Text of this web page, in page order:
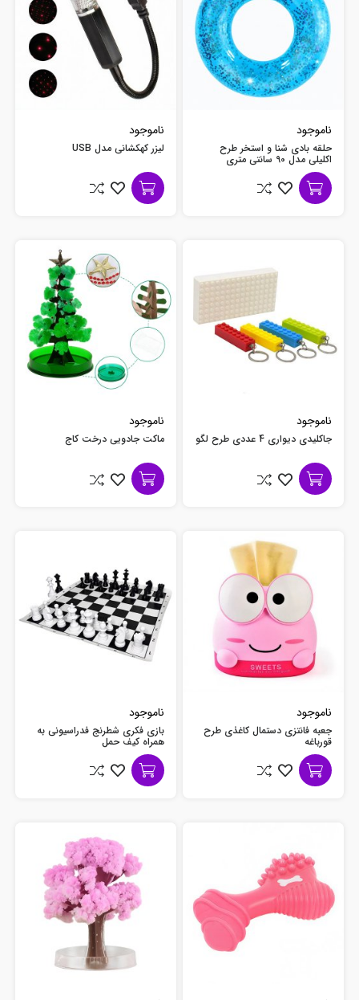
ناموجود
حلقه بادی شنا و استخر طرح
اکلیلی مدل 90 سانتی متری
ناموجود
لیزر کهکشانی مدل USB
ناموجود
جاکلیدی دیواری 4 عددی طرح لگو
ناموجود
ماکت جادویی درخت کاج
ناموجود
جعبه فانتزی دستمال کاغذی طرح
قورباغه
ناموجود
بازی فکری شطرنج فدراسیونی به
همراه کیف حمل